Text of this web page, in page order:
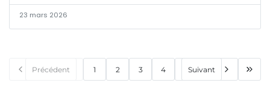
23 mars 2026
Précédent 1 2 3 4 Suivant